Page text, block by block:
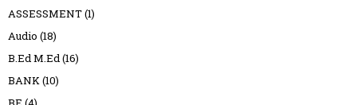
ASSESSMENT(1)
Audio (18)
B.Ed M.Ed(16)
BANK(10)